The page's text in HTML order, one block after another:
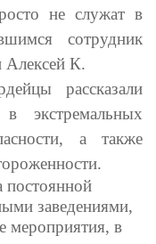
не служат в
сотрудник
К.
рассказали
экстремальных
а также
заведениями,
мероприятия, в